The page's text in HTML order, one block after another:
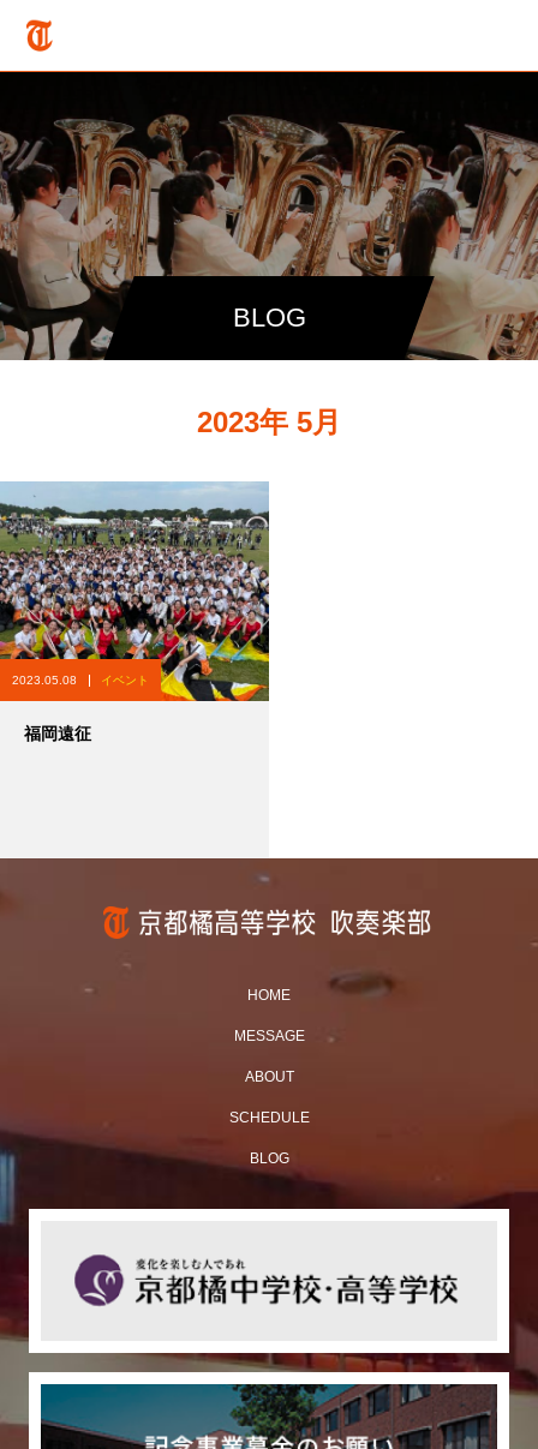
BLOG
2023年 5月
2023.05.08 イベント
福岡遠征
HOME
MESSAGE
ABOUT
SCHEDULE
BLOG